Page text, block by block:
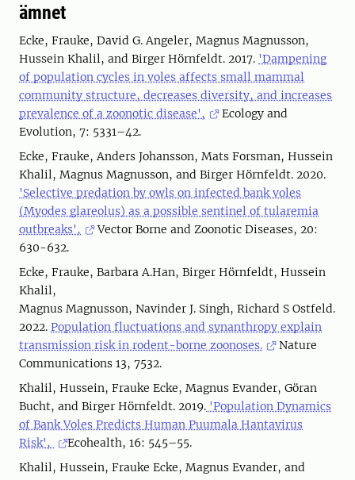
ämnet
Ecke, Frauke, David G. Angeler, Magnus Magnusson,
Hussein Khalil, and Birger Hörnfeldt. 2017. 'Dampening
of population cycles in voles affects small mammal
community structure, decreases diversity, and increases
prevalence of a zoonotic disease',
Ecology and
Evolution, 7: 5331–42.
Ecke, Frauke, Anders Johansson, Mats Forsman, Hussein
Khalil, Magnus Magnusson, and Birger Hörnfeldt. 2020.
'Selective predation by owls on infected bank voles
(Myodes glareolus) as a possible sentinel of tularemia
outbreaks',
Vector Borne and Zoonotic Diseases, 20:
630-632.
Ecke, Frauke, Barbara A.Han, Birger Hörnfeldt, Hussein
Khalil,
Magnus Magnusson, Navinder J. Singh, Richard S Ostfeld.
2022. Population fluctuations and synanthropy explain
transmission risk in rodent-borne zoonoses.
Nature
Communications 13, 7532.
Khalil, Hussein, Frauke Ecke, Magnus Evander, Göran
Bucht, and Birger Hörnfeldt. 2019. 'Population Dynamics
of Bank Voles Predicts Human Puumala Hantavirus
Risk',
Ecohealth, 16: 545–55.
Khalil, Hussein, Frauke Ecke, Magnus Evander, and